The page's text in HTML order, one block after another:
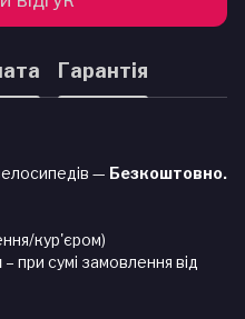
Гарантія
— Безкоштовно.
кур'єром)
– при сумі замовлення від